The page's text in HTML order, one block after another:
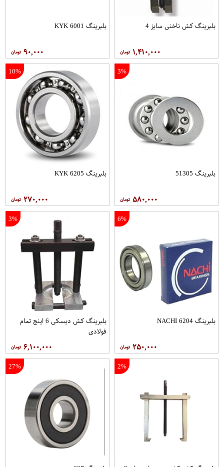
بلبرینگ کش ناخنی سایز 4
۱,۴۱۰,۰۰۰
بلبرینگ 6001 KYK
۹۰,۰۰۰
3%
بلبرینگ 51305
۵۸۰,۰۰۰
10%
بلبرینگ 6205 KYK
۲۷۰,۰۰۰
6%
بلبرینگ 6204 NACHI
۲۵۰,۰۰۰
3%
بلبرینگ کش دیسکی 6 اینچ تمام
فولادی
۶,۱۰۰,۰۰۰
2%
27%